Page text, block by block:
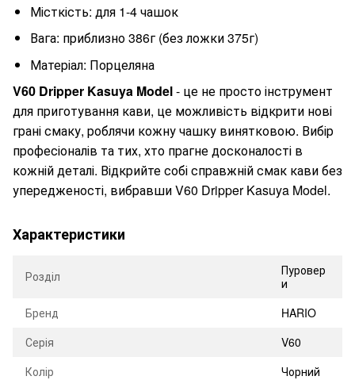
Місткість: для 1-4 чашок
Вага: приблизно 386г (без ложки 375г)
Матеріал: Порцеляна
V60 Dripper Kasuya Model- це не просто інструмент
для приготування кави, це можливість відкрити нові
грані смаку, роблячи кожну чашку винятковою. Вибір
професіоналів та тих, хто прагне досконалості в
кожній деталі. Відкрийте собі справжній смак кави без
упередженості, вибравши V60 Dripper Kasuya Model.
Характеристики
Розділ
Пуровер
и
Бренд
HARIO
Серія
V60
Колір
Чорний